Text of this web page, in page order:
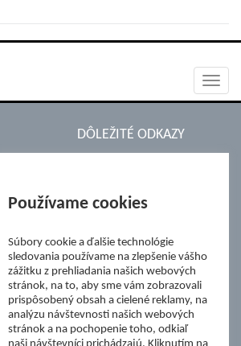
DÔLEŽITÉ ODKAZY
Nadácia Železiarne
ŽP Informatika s.r.o.
ŠK Železiarne Podbrezová
Tále a.s.
Používame cookies
Súbory cookie a ďalšie technológie
sledovania používame na zlepšenie vášho
zážitku z prehliadania našich webových
stránok, na to, aby sme vám zobrazovali
prispôsobený obsah a cielené reklamy, na
analýzu návštevnosti našich webových
stránok a na pochopenie toho, odkiaľ